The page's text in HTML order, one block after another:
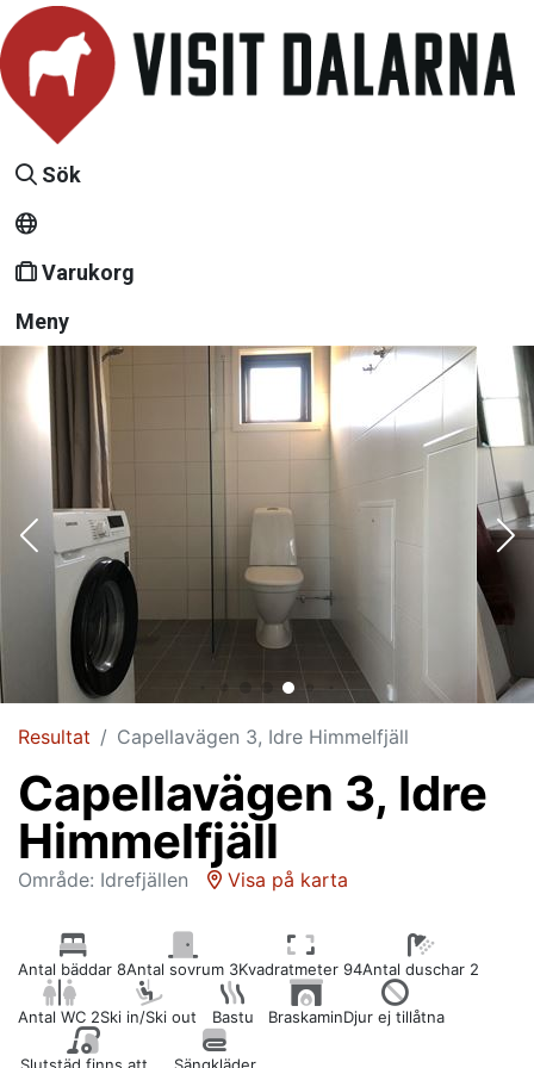
Sök
Varukorg
Meny
Resultat Capellavägen 3, Idre Himmelfjäll
Capellavägen 3, Idre
Himmelfjäll
Område: Idrefjällen Visa på karta
Antal bäddar 8Antal sovrum 3Kvadratmeter 94Antal duschar 2
Antal WC 2Ski in/Ski out Bastu BraskaminDjur ej tillåtna